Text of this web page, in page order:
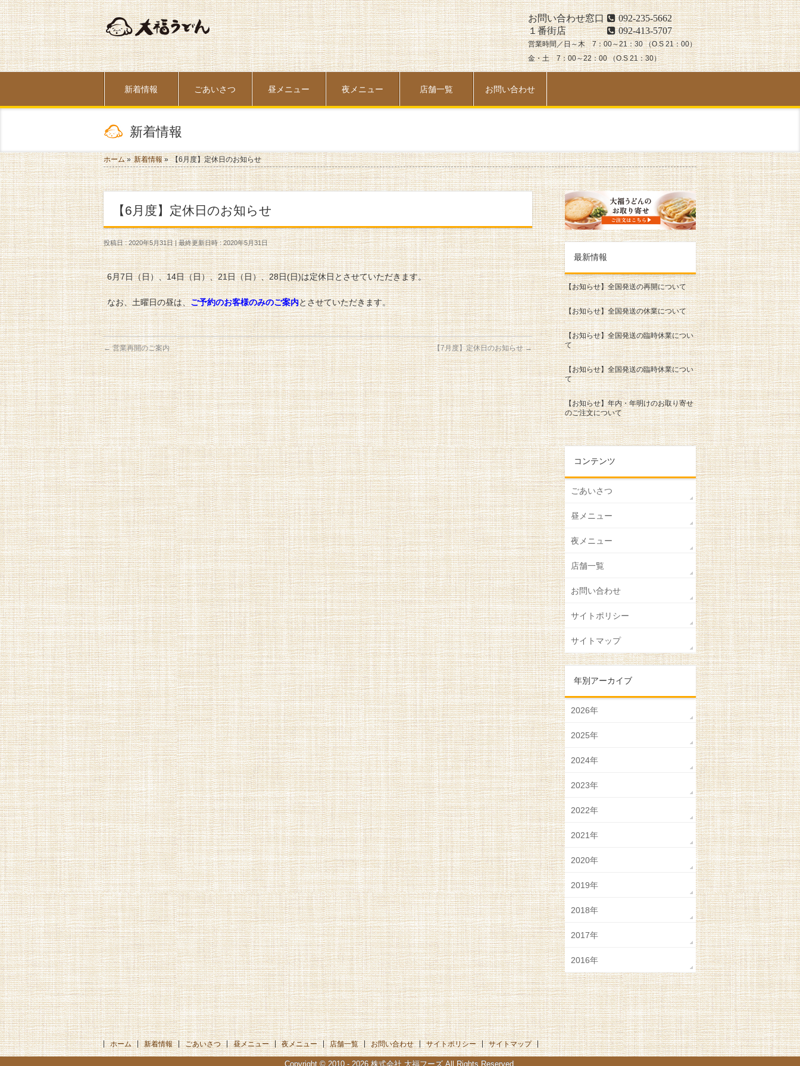
お問い合わせ窓口
092-235-5662
１番街店
092-413-5707
営業時間／日～木 7：00～21：30 （O.S 21：00）
金・土 7：00～22：00 （O.S 21：30）
新着情報 ごあいさつ 昼メニュー 夜メニュー 店舗一覧 お問い合わせ
新着情報
ホーム» 新着情報» 【6月度】定休日のお知らせ
【6月度】定休日のお知らせ
投稿日 : 2020年5月31日 最終更新日時 : 2020年5月31日
6月7日（日）、14日（日）、21日（日）、28日(日)は定休日とさせていただきます。
なお、土曜日の昼は、ご予約のお客様のみのご案内とさせていただきます。
←営業再開のご案内 【7月度】定休日のお知らせ→
最新情報
【お知らせ】全国発送の再開について
【お知らせ】全国発送の休業について
【お知らせ】全国発送の臨時休業につい
て
【お知らせ】全国発送の臨時休業につい
て
【お知らせ】年内・年明けのお取り寄せ
のご注文について
コンテンツ
ごあいさつ
昼メニュー
夜メニュー
店舗一覧
お問い合わせ
サイトポリシー
サイトマップ
年別アーカイブ
2026年
2025年
2024年
2023年
2022年
2021年
2020年
2019年
2018年
2017年
2016年
ホーム 新着情報 ごあいさつ 昼メニュー 夜メニュー 店舗一覧 お問い合わせ サイトポリシー サイトマップ
Copyright © 2010 - 2026 株式会社 大福フーズ All Rights Reserved.